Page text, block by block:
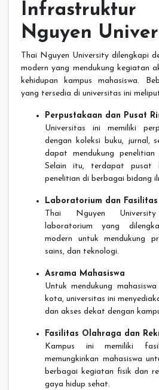
Nguyen
Thai Nguyen University dilengkapi
modern yang mendukung kegiatan
kehidupan kampus mahasiswa.
yang tersedia di universitas ini
Perpustakaan dan Pusat
Universitas ini memiliki
dengan koleksi buku, jurnal,
dapat mendukung penelitian
Selain itu, terdapat pusat
penelitian di berbagai bidang
Laboratorium dan
Thai Nguyen
laboratorium yang
modern untuk mendukung
sains, dan teknologi.
Asrama Mahasiswa
Untuk mendukung
kota, universitas ini
dan akses dekat dengan
Fasilitas Olahraga dan
Kampus ini memiliki
memungkinkan mahasiswa
berbagai kegiatan fisik dan
gaya hidup sehat.